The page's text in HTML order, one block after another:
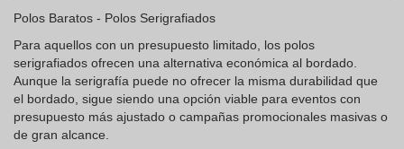
Polos Baratos - Polos Serigrafiados
Para aquellos con un presupuesto limitado, los polos
serigrafiados ofrecen una alternativa económica al bordado.
Aunque la serigrafía puede no ofrecer la misma durabilidad que
el bordado, sigue siendo una opción viable para eventos con
presupuesto más ajustado o campañas promocionales masivas o
de gran alcance.